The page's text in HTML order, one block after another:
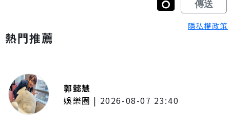
隱私權政策
熱門推薦
郭懿慧
娛樂圈 | 2026-08-07 23:40